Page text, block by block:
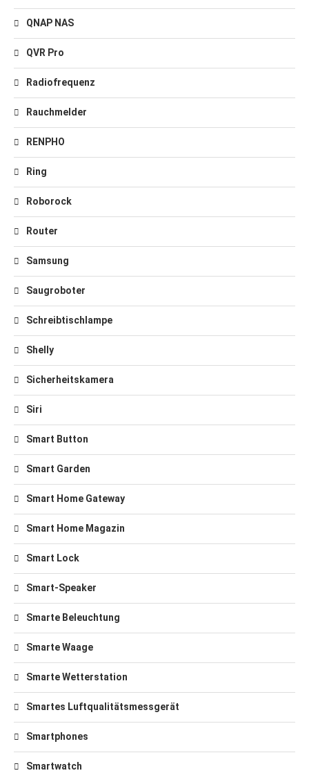
QNAP NAS
QVR Pro
Radiofrequenz
Rauchmelder
RENPHO
Ring
Roborock
Router
Samsung
Saugroboter
Schreibtischlampe
Shelly
Sicherheitskamera
Siri
Smart Button
Smart Garden
Smart Home Gateway
Smart Home Magazin
Smart Lock
Smart-Speaker
Smarte Beleuchtung
Smarte Waage
Smarte Wetterstation
Smartes Luftqualitätsmessgerät
Smartphones
Smartwatch